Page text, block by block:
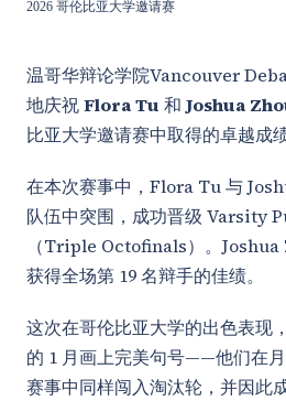
2026 哥伦比亚大学邀请赛
温哥华辩论学院Vancouver
地庆祝Flora Tu 和 Joshua
比亚大学邀请赛中取得的卓越成绩
在本次赛事中，Flora Tu 与
队伍中突围，成功晋级 Varsity
（Triple Octofinals）。Joshua
获得全场第 19 名辩手的佳绩。
这次在哥伦比亚大学的出色表现
的 1 月画上完美句号——他们在
赛事中同样闯入淘汰轮，并因此